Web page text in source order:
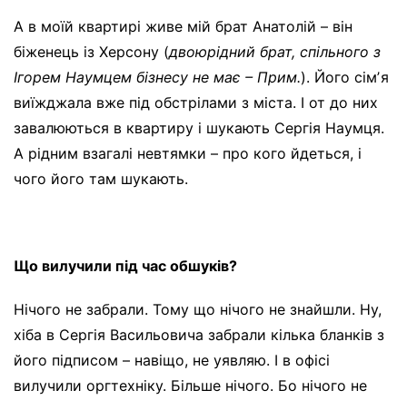
А в моїй квартирі живе мій брат Анатолій – він
біженець із Херсону (двоюрідний брат, спільного з
Ігорем Наумцем бізнесу не має – Прим.). Його сімʼя
виїжджала вже під обстрілами з міста. І от до них
завалюються в квартиру і шукають Сергія Наумця.
А рідним взагалі невтямки – про кого йдеться, і
чого його там шукають.
Що вилучили під час обшуків?
Нічого не забрали. Тому що нічого не знайшли. Ну,
хіба в Сергія Васильовича забрали кілька бланків з
його підписом – навіщо, не уявляю. І в офісі
вилучили оргтехніку. Більше нічого. Бо нічого не